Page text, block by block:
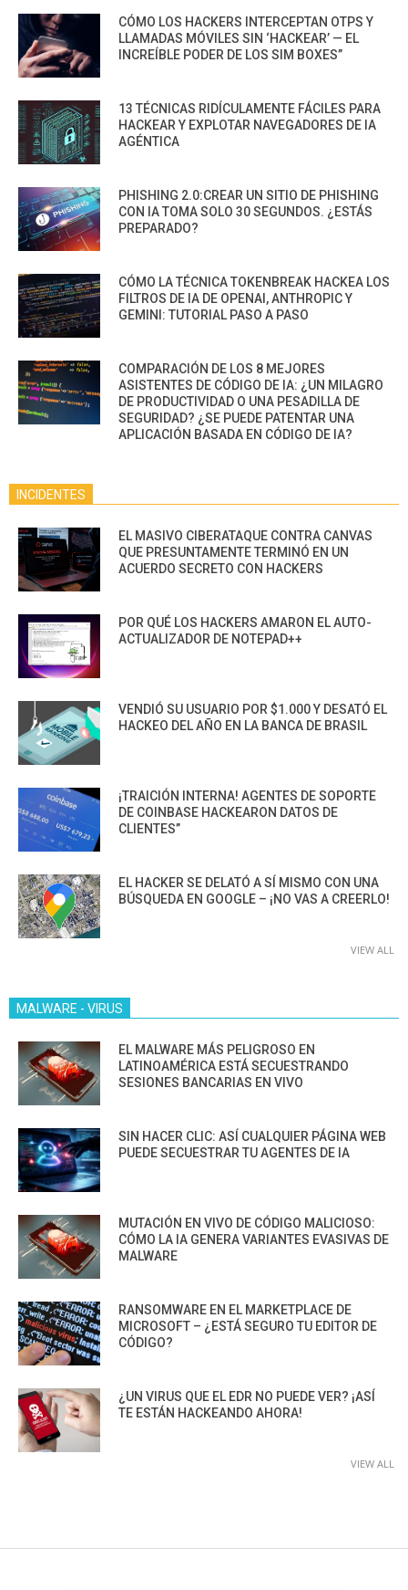
CÓMO LOS HACKERS INTERCEPTAN OTPS Y
LLAMADAS MÓVILES SIN ‘HACKEAR’ — EL
INCREÍBLE PODER DE LOS SIM BOXES”
13 TÉCNICAS RIDÍCULAMENTE FÁCILES PARA
HACKEAR Y EXPLOTAR NAVEGADORES DE IA
AGÉNTICA
PHISHING 2.0:CREAR UN SITIO DE PHISHING
CON IA TOMA SOLO 30 SEGUNDOS. ¿ESTÁS
PREPARADO?
CÓMO LA TÉCNICA TOKENBREAK HACKEA LOS
FILTROS DE IA DE OPENAI, ANTHROPIC Y
GEMINI: TUTORIAL PASO A PASO
COMPARACIÓN DE LOS 8 MEJORES
ASISTENTES DE CÓDIGO DE IA: ¿UN MILAGRO
DE PRODUCTIVIDAD O UNA PESADILLA DE
SEGURIDAD? ¿SE PUEDE PATENTAR UNA
APLICACIÓN BASADA EN CÓDIGO DE IA?
INCIDENTES
EL MASIVO CIBERATAQUE CONTRA CANVAS
QUE PRESUNTAMENTE TERMINÓ EN UN
ACUERDO SECRETO CON HACKERS
POR QUÉ LOS HACKERS AMARON EL AUTO-
ACTUALIZADOR DE NOTEPAD++
VENDIÓ SU USUARIO POR $1.000 Y DESATÓ EL
HACKEO DEL AÑO EN LA BANCA DE BRASIL
¡TRAICIÓN INTERNA! AGENTES DE SOPORTE
DE COINBASE HACKEARON DATOS DE
CLIENTES”
EL HACKER SE DELATÓ A SÍ MISMO CON UNA
BÚSQUEDA EN GOOGLE – ¡NO VAS A CREERLO!
VIEW ALL
MALWARE - VIRUS
EL MALWARE MÁS PELIGROSO EN
LATINOAMÉRICA ESTÁ SECUESTRANDO
SESIONES BANCARIAS EN VIVO
SIN HACER CLIC: ASÍ CUALQUIER PÁGINA WEB
PUEDE SECUESTRAR TU AGENTES DE IA
MUTACIÓN EN VIVO DE CÓDIGO MALICIOSO:
CÓMO LA IA GENERA VARIANTES EVASIVAS DE
MALWARE
RANSOMWARE EN EL MARKETPLACE DE
MICROSOFT – ¿ESTÁ SEGURO TU EDITOR DE
CÓDIGO?
¿UN VIRUS QUE EL EDR NO PUEDE VER? ¡ASÍ
TE ESTÁN HACKEANDO AHORA!
VIEW ALL